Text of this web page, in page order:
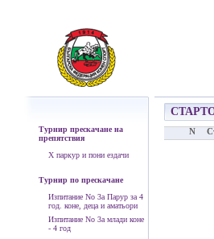
Турнир прескачане на
препятствия
Х паркур и пони ездачи
Турнир по прескачане
Изпитание No 3а Парур за 4
год. коне, деца и аматьори
Изпитание No 3а млади коне
- 4 год
N